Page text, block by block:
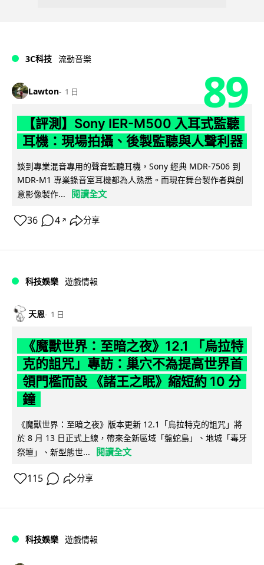
3C科技 流動音樂
Lawton 1 日 89
【評測】Sony IER-M500 入耳式監聽
耳機：現場拍攝、後製監聽與人聲利器
談到專業混音專用的聲音監聽耳機，Sony 經典 MDR-7506 到
MDR-M1 專業錄音室耳機都為人熟悉。而現在舞台製作者與創
意影像製作...
閱讀全文
36 4 ↗ 分享
科技娛樂 遊戲情報
天恩 1 日
《魔獸世界：至暗之夜》12.1 「烏拉特
克的詛咒」專訪：巢穴不為提高世界首
領門檻而設 《諸王之眠》縮短約 10 分
鐘
《魔獸世界：至暗之夜》版本更新 12.1「烏拉特克的詛咒」將
於 8 月 13 日正式上線，帶來全新區域「盤蛇島」、地城「毒牙
祭壇」、新型態世...
閱讀全文
115 分享
科技娛樂 遊戲情報